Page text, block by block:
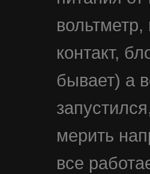
контакт,
бывает) а
мерить
все